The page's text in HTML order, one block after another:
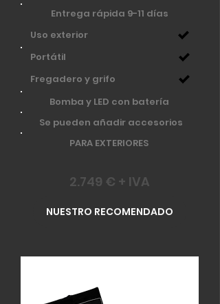
Entrega rápida 9-11 días
Uso exterior
Portátil
Fregadero y grifo
Se pueden añadir accesorios
Bomba y LED con batería
PARA EXTERIORES
2.749 € + IVA
NUESTRO RECOMENDADO